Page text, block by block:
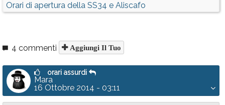
Orari di apertura della SS34 e Aliscafo
4 commenti Aggiungi Il Tuo
orari assurdi
Mara
16 Ottobre 2014 - 03:11